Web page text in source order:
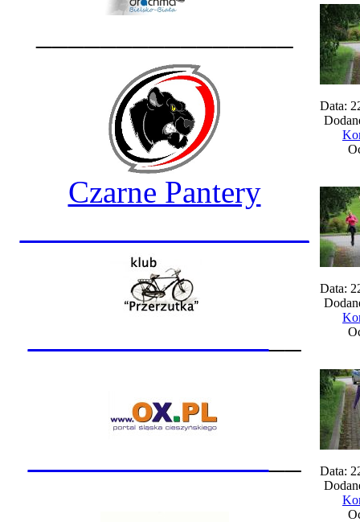
Czarne Pantery
Data:
Data:
Data: